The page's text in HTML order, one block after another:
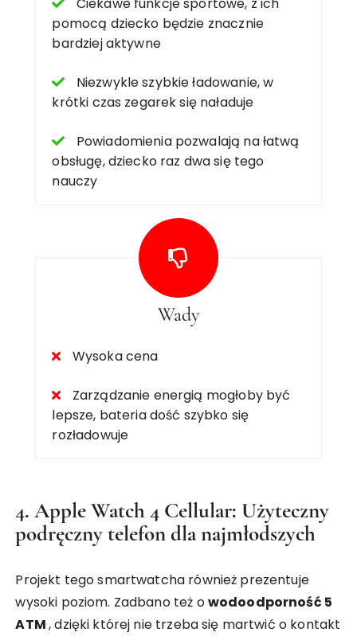
pomocą dziecko będzie znacznie
bardziej aktywne
Niezwykle szybkie ładowanie, w
krótki czas zegarek się naładuje
Powiadomienia pozwalają na łatwą
obsługę, dziecko raz dwa się tego
nauczy
Wady
Wysoka cena
Zarządzanie energią mogłoby być
lepsze, bateria dość szybko się
rozładowuje
4. Apple Watch 4 Cellular: Użyteczny
podręczny telefon dla najmłodszych
Projekt tego smartwatcha również prezentuje
wysoki poziom. Zadbano też owodoodporność 5
ATM, dzięki której nie trzeba się martwić o kontakt